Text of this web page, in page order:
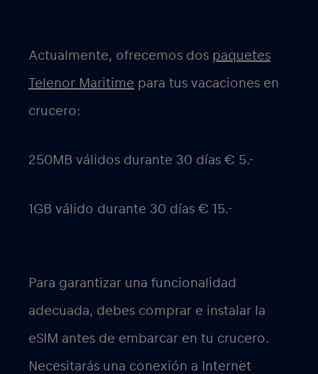
Actualmente, ofrecemos dos paquetes
Telenor Maritime para tus vacaciones en
crucero:
250MB válidos durante 30 días € 5.-
1GB válido durante 30 días € 15.-
Para garantizar una funcionalidad
adecuada, debes comprar e instalar la
eSIM antes de embarcar en tu crucero.
Necesitarás una conexión a Internet